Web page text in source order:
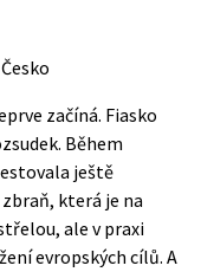
začíná. Fiasko
Během
ještě
která je na
ale v praxi
evropských cílů. A